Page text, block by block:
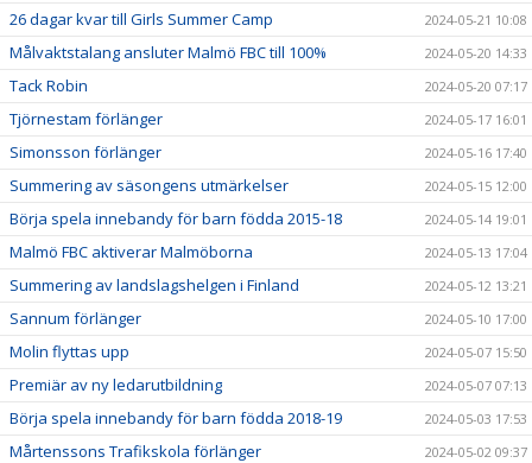
26 dagar kvar till Girls Summer Camp 2024-05-21 10:08
Målvaktstalang ansluter Malmö FBC till 100% 2024-05-20 14:33
Tack Robin 2024-05-20 07:17
Tjörnestam förlänger 2024-05-17 16:01
Simonsson förlänger 2024-05-16 17:40
Summering av säsongens utmärkelser 2024-05-15 12:00
Börja spela innebandy för barn födda 2015-18 2024-05-14 19:01
Malmö FBC aktiverar Malmöborna 2024-05-13 17:04
Summering av landslagshelgen i Finland 2024-05-12 13:21
Sannum förlänger 2024-05-10 17:00
Molin flyttas upp 2024-05-07 15:50
Premiär av ny ledarutbildning 2024-05-07 07:13
Börja spela innebandy för barn födda 2018-19 2024-05-03 17:53
Mårtenssons Trafikskola förlänger 2024-05-02 09:37